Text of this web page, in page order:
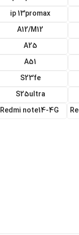
ip 13promax
A12/M12
A25
A51
S23fe
S25ultra
Redmi note14-4G